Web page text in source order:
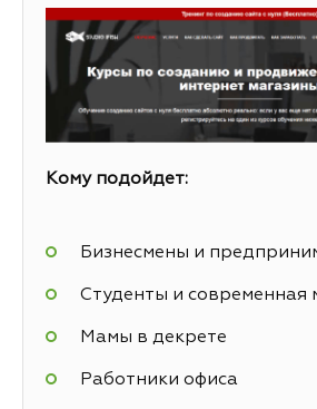
Кому подойдет:
Бизнесмены и
Студенты и современная
Мамы в декрете
Работники офиса